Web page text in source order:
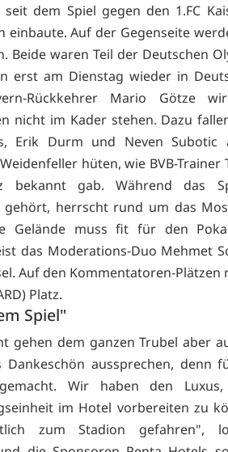
dem Spiel gegen den 1.FC
einbaute. Auf der Gegenseite
Beide waren Teil der Deutschen
erst am Dienstag wieder in
Rückkehrer Mario Götze
nicht im Kader stehen. Dazu
Erik Durm und Neven Subotic
hüten, wie BVB-Trainer
bekannt gab. Während das
herrscht rund um das
Gelände muss fit für den
das Moderations-Duo Mehmet
Auf den Kommentatoren-Plätzen
Platz.
Spiel"
gehen dem ganzen Trubel aber
aussprechen, denn
Wir haben den
im Hotel vorbereiten zu
zum Stadion gefahren",